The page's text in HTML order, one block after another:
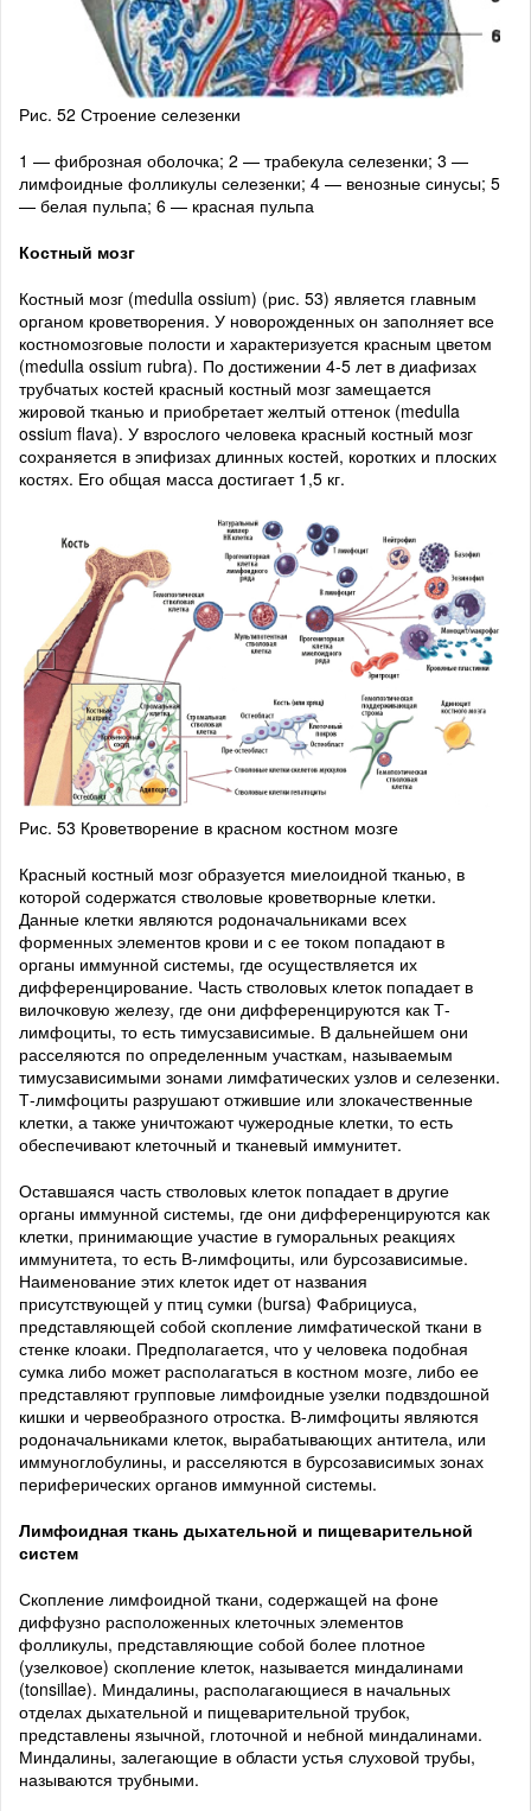
Рис. 52 Строение селезенки
1 — фиброзная оболочка; 2 — трабекула селезенки; 3 —
лимфоидные фолликулы селезенки; 4 — венозные синусы; 5
— белая пульпа; 6 — красная пульпа
Костный мозг
Костный мозг (medulla ossium) (рис. 53) является главным
органом кроветворения. У новорожденных он заполняет все
костномозговые полости и характеризуется красным цветом
(medulla ossium rubra). По достижении 4-5 лет в диафизах
трубчатых костей красный костный мозг замещается
жировой тканью и приобретает желтый оттенок (medulla
ossium flava). У взрослого человека красный костный мозг
сохраняется в эпифизах длинных костей, коротких и плоских
костях. Его общая масса достигает 1,5 кг.
Рис. 53 Кроветворение в красном костном мозге
Красный костный мозг образуется миелоидной тканью, в
которой содержатся стволовые кроветворные клетки.
Данные клетки являются родоначальниками всех
форменных элементов крови и с ее током попадают в
органы иммунной системы, где осуществляется их
дифференцирование. Часть стволовых клеток попадает в
вилочковую железу, где они дифференцируются как Т-
лимфоциты, то есть тимусзависимые. В дальнейшем они
расселяются по определенным участкам, называемым
тимусзависимыми зонами лимфатических узлов и селезенки.
Т-лимфоциты разрушают отжившие или злокачественные
клетки, а также уничтожают чужеродные клетки, то есть
обеспечивают клеточный и тканевый иммунитет.
Оставшаяся часть стволовых клеток попадает в другие
органы иммунной системы, где они дифференцируются как
клетки, принимающие участие в гуморальных реакциях
иммунитета, то есть В-лимфоциты, или бурсозависимые.
Наименование этих клеток идет от названия
присутствующей у птиц сумки (bursa) Фабрициуса,
представляющей собой скопление лимфатической ткани в
стенке клоаки. Предполагается, что у человека подобная
сумка либо может располагаться в костном мозге, либо ее
представляют групповые лимфоидные узелки подвздошной
кишки и червеобразного отростка. В-лимфоциты являются
родоначальниками клеток, вырабатывающих антитела, или
иммуноглобулины, и расселяются в бурсозависимых зонах
периферических органов иммунной системы.
Лимфоидная ткань дыхательной и пищеварительной
систем
Скопление лимфоидной ткани, содержащей на фоне
диффузно расположенных клеточных элементов
фолликулы, представляющие собой более плотное
(узелковое) скопление клеток, называется миндалинами
(tonsillae). Миндалины, располагающиеся в начальных
отделах дыхательной и пищеварительной трубок,
представлены язычной, глоточной и небной миндалинами.
Миндалины, залегающие в области устья слуховой трубы,
называются трубными.